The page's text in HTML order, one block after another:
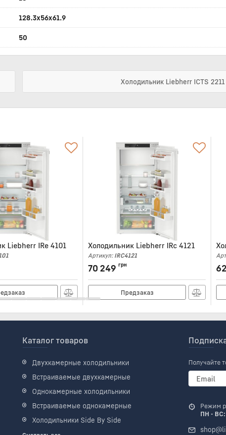
128.3x56x61.9
50
Холодильник Liebherr ICTS 2211
Liebherr IRe 4101 Холодильник Liebherr IRc 4121
Артикул: IRC4121
70 249 грн
Предзаказ
Каталог товаров
Двухкамерные холодильники
Встраиваемые двухкамерные
Однокамерные холодильники
Встраиваемые однокамерные
Холодильники Side By Side
Получайте
Режим
ПН - ВС: